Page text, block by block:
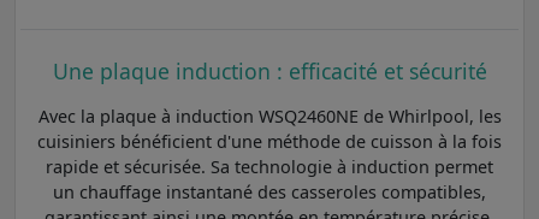
Une plaque induction : efficacité et sécurité
Avec la plaque à induction WSQ2460NE de Whirlpool, les
cuisiniers bénéficient d'une méthode de cuisson à la fois
rapide et sécurisée. Sa technologie à induction permet
un chauffage instantané des casseroles compatibles,